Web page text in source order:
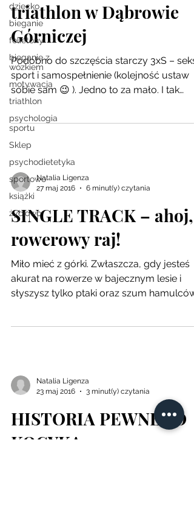
dziecko
bieganie
felietony
bieganie z
wózkiem
motywacja
triathlon
psychologia
sportu
Sklep
psychodietetyka
sportowo
książki
życiowo
triathlon w Dąbrowie
Górniczej
Podobno do szczęścia starczy 3xS – seks,
sport i samospełnienie (kolejność ustaw
sobie sam 😉 ). Jedno to za mało. I tak
właśnie musiał...
Natalia Ligenza
27 maj 2016
6 minut(y) czytania
SINGLE TRACK – ahoj,
rowerowy raj!
Miło mieć z górki. Zwłaszcza, gdy jesteś
akurat na rowerze w bajecznym lesie i
słyszysz tylko ptaki oraz szum hamulców.
Natalia Ligenza
23 maj 2016
3 minut(y) czytania
HISTORIA PEWNEGO
KOCYKA